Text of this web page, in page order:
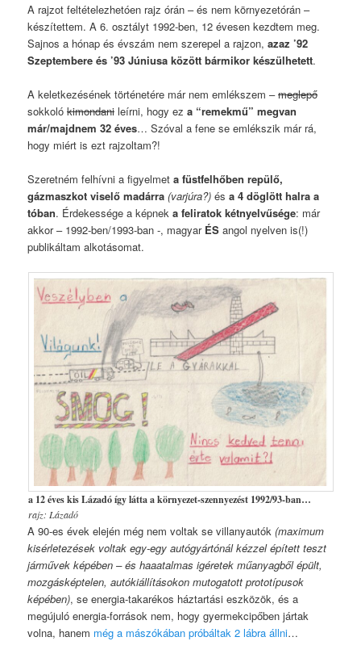
A rajzot feltételezhetóen rajz órán – és nem környezetórán –
készítettem. A 6. osztályt 1992-ben, 12 évesen kezdtem meg.
Sajnos a hónap és évszám nem szerepel a rajzon,azaz ’92
Szeptembere és ’93 Júniusa között bármikor készülhetett.
A keletkezésének történetére már nem emlékszem –meglepő
sokkolókimondani leírni, hogy eza “remekmű” megvan
már/majdnem 32 éves… Szóval a fene se emlékszik már rá,
hogy miért is ezt rajzoltam?!
Szeretném felhívni a figyelmeta füstfelhőben repülő,
gázmaszkot viselő madárra (varjúra?) ésa 4 döglött halra a
tóban. Érdekessége a képneka feliratok kétnyelvűsége: már
akkor – 1992-ben/1993-ban -, magyar ÉS angol nyelven is(!)
publikáltam alkotásomat.
a 12 éves kis Lázadó így látta a környezet-szennyezést 1992/93-ban…
rajz: Lázadó
A 90-es évek elején még nem voltak se villanyautók(maximum
kisérletezések voltak egy-egy autógyártónál kézzel épített teszt
járművek képében – és haaatalmas igéretek műanyagből épült,
mozgásképtelen, autókiállításokon mutogatott prototípusok
képében), se energia-takarékos háztartási eszközök, és a
megújuló energia-források nem, hogy gyermekcipőben jártak
volna, hanem még a mászókában próbáltak 2 lábra állni…